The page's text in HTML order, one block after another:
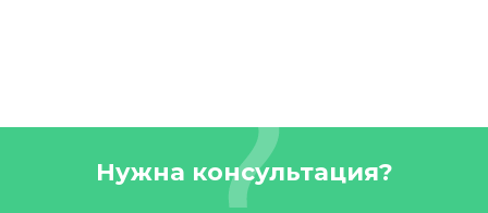
Нужна консультация?